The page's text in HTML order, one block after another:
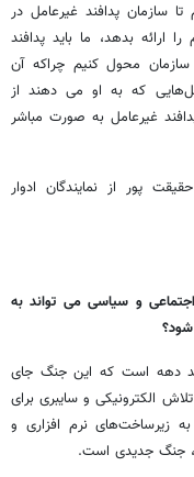
تا سازمان پدافند غیرعامل در
ارائه بدهد، ما باید پدافند
محول کنیم چراکه آن
که به او می دهند از
غیرعامل به صورت مباشر
پور از نمایندگان ادوار
و سیاسی می تواند به
دهه است که این جنگ جای
الکترونیکی و سایبری برای
زیرساخت‌های نرم افزاری و
جنگ جدیدی است.